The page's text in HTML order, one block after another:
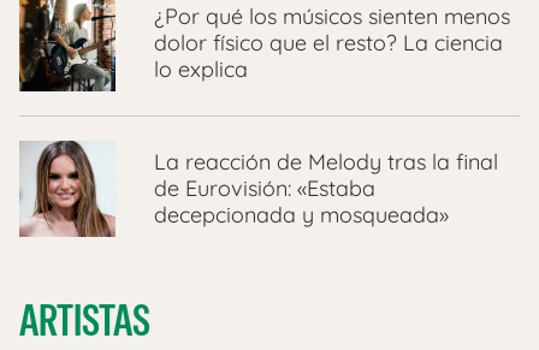
¿Por qué los músicos sienten menos
dolor físico que el resto? La ciencia
lo explica
La reacción de Melody tras la final
de Eurovisión: «Estaba
decepcionada y mosqueada»
ARTISTAS